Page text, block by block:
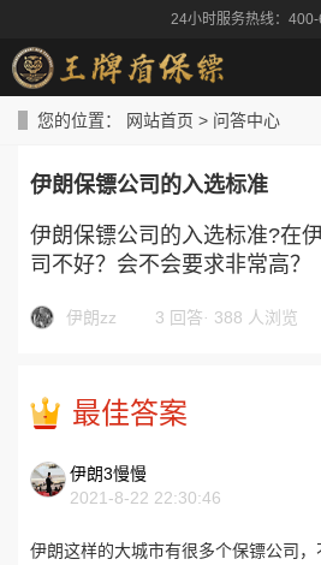
24小时服务热线：
您的位置： 网站首页 > 问答中心
伊朗保镖公司的入选标准
伊朗保镖公司的入选标准?在
司不好？会不会要求非常高？
伊朗zz 3 回答· 388 人浏览
最佳答案
伊朗3慢慢
2021-8-22 22:30:46
伊朗这样的大城市有很多个保镖公司